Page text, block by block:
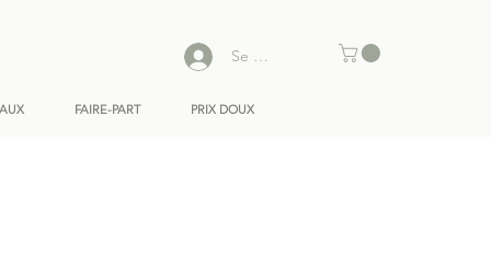
FAIRE-PART PRIX DOUX
Se connecter